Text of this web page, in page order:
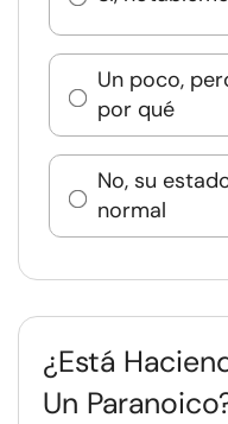
Un poco,
por qué
No, su
normal
¿Está
Un